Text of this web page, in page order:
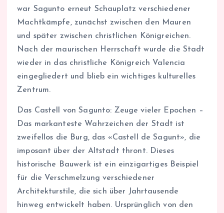
war Sagunto erneut Schauplatz verschiedener
Machtkämpfe, zunächst zwischen den Mauren
und später zwischen christlichen Königreichen.
Nach der maurischen Herrschaft wurde die Stadt
wieder in das christliche Königreich Valencia
eingegliedert und blieb ein wichtiges kulturelles
Zentrum.
Das Castell von Sagunto: Zeuge vieler Epochen –
Das markanteste Wahrzeichen der Stadt ist
zweifellos die Burg, das «Castell de Sagunt», die
imposant über der Altstadt thront. Dieses
historische Bauwerk ist ein einzigartiges Beispiel
für die Verschmelzung verschiedener
Architekturstile, die sich über Jahrtausende
hinweg entwickelt haben. Ursprünglich von den